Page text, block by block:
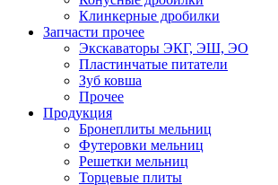
Клинкерные дробилки
Запчасти прочее
Экскаваторы ЭКГ, ЭШ, ЭО
Пластинчатые питатели
Зуб ковша
Прочее
Продукция
Бронеплиты мельниц
Футеровки мельниц
Решетки мельниц
Торцевые плиты